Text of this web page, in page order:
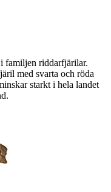
familjen riddarfjärilar.
med svarta och röda
starkt i hela landet